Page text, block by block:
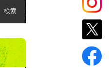
検索